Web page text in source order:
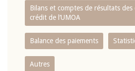
Bilans et comptes de résultats des
crédit de l‘UMOA
Balance des paiements
Autres